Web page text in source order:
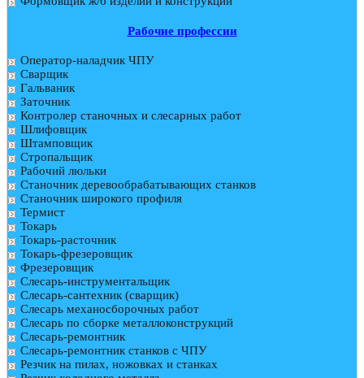
Рабочие профессии
Оператор-наладчик ЧПУ
Сварщик
Гальваник
Заточник
Контролер станочных и слесарных работ
Шлифовщик
Штамповщик
Стропальщик
Рабочий люльки
Станочник деревообрабатывающих станков
Станочник широкого профиля
Термист
Токарь
Токарь-расточник
Токарь-фрезеровщик
Фрезеровщик
Слесарь-инструментальщик
Слесарь-сантехник (сварщик)
Слесарь механосборочных работ
Слесарь по сборке металлоконструкций
Слесарь-ремонтник
Слесарь-ремонтник станков с ЧПУ
Резчик на пилах, ножовках и станках